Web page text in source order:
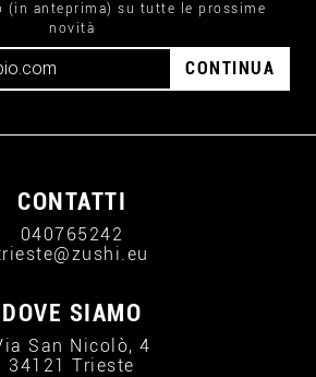
(in anteprima) su tutte le prossime
novità
CONTINUA
CONTATTI
040765242
DOVE SIAMO
San Nicolò, 4
34121 Trieste